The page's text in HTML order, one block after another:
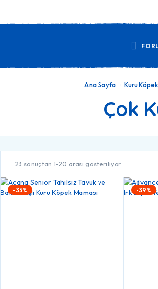
Ana Sayfa Kuru
Çok
23 sonuçtan 1-20 arası gösteriliyor
-35% -39%